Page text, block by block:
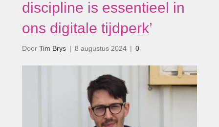
discipline is essentieel in
ons digitale tijdperk’
Door Tim Brys | 8 augustus 2024 | 0